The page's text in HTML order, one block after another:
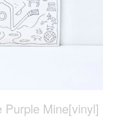
Mine[vinyl]